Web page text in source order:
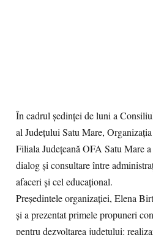
În cadrul ședinței de luni a
al Județului Satu Mare,
Filiala Județeană OFA Satu Mare
dialog și consultare între
afaceri și cel educațional.
Președintele organizației, Elena
și a prezentat primele propuneri
pentru dezvoltarea județului: